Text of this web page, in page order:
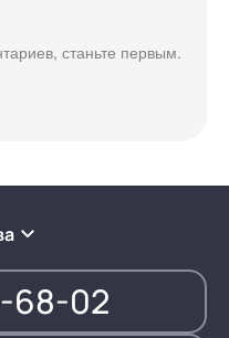
станьте первым.
68-02